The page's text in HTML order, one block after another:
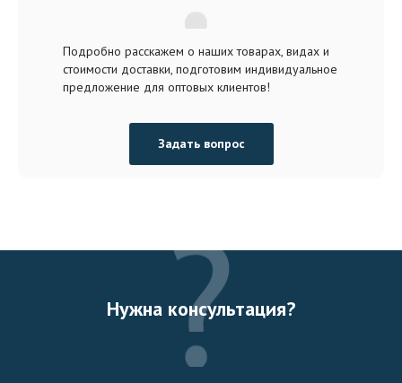
Подробно расскажем о наших товарах, видах и
стоимости доставки, подготовим индивидуальное
предложение для оптовых клиентов!
Задать вопрос
Нужна консультация?